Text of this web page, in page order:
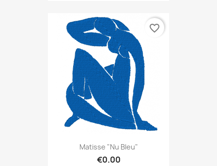
Matisse "nu Bleu"
€0.00
favorite_border